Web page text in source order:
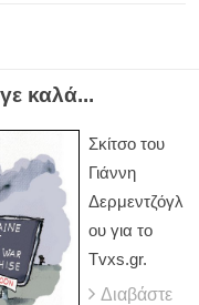
καλά...
Σκίτσο του
Γιάννη
Δερμεντζόγλ
ου για το
Tvxs.gr.
Διαβάστε